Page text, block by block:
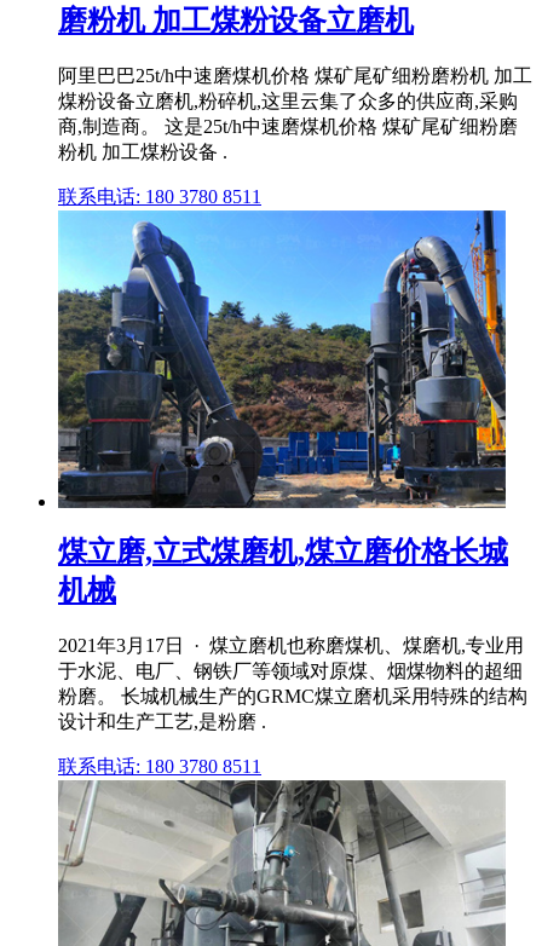
磨粉机 加工煤粉设备立磨机
阿里巴巴25t/h中速磨煤机价格 煤矿尾矿细粉磨粉机 加工
煤粉设备立磨机,粉碎机,这里云集了众多的供应商,采购
商,制造商。 这是25t/h中速磨煤机价格 煤矿尾矿细粉磨
粉机 加工煤粉设备 .
联系电话: 180 3780 8511
煤立磨,立式煤磨机,煤立磨价格长城
机械
2021年3月17日 · 煤立磨机也称磨煤机、煤磨机,专业用
于水泥、电厂、钢铁厂等领域对原煤、烟煤物料的超细
粉磨。 长城机械生产的GRMC煤立磨机采用特殊的结构
设计和生产工艺,是粉磨 .
联系电话: 180 3780 8511